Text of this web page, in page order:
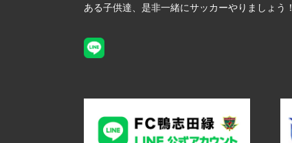
ある子供達、是非一緒にサッカーやりましょう！